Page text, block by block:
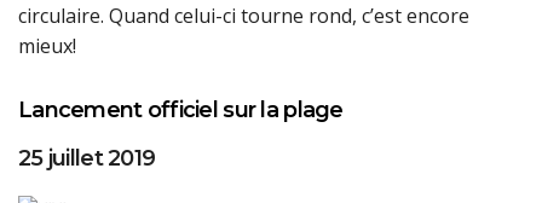
circulaire. Quand celui-ci tourne rond, c’est encore
mieux!
Lancement officiel sur la plage
25 juillet 2019